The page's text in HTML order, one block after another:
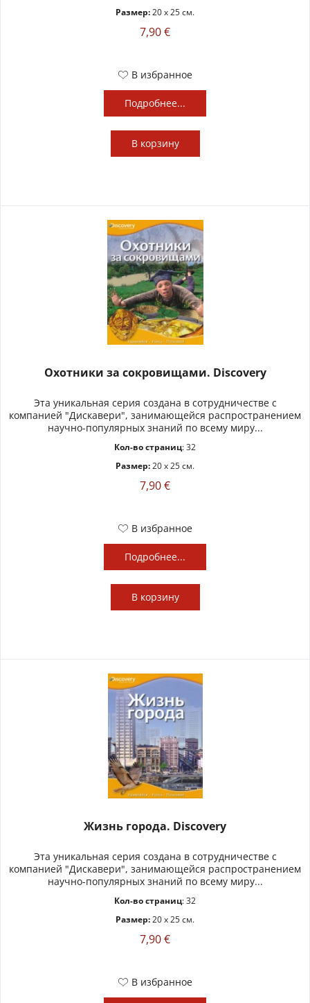
Размер:20 x 25 см.
7,90 €
В избранное
Подробнее...
В корзину
Охотники за сокровищами. Discovery
Эта уникальная серия создана в сотрудничестве с
компанией "Дискавери", занимающейся распространением
научно-популярных знаний по всему миру...
Кол-во страниц: 32
Размер:20 x 25 см.
7,90 €
В избранное
Подробнее...
В корзину
Жизнь города. Discovery
Эта уникальная серия создана в сотрудничестве с
компанией "Дискавери", занимающейся распространением
научно-популярных знаний по всему миру...
Кол-во страниц: 32
Размер:20 x 25 см.
7,90 €
В избранное